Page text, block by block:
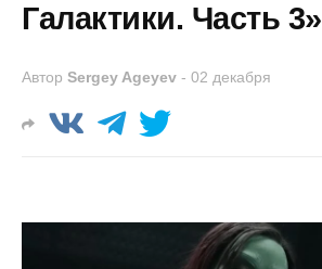
Галактики. Часть 3»
Автор Sergey Ageyev - 02 декабря